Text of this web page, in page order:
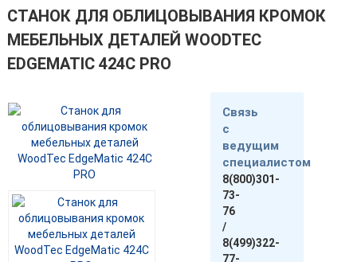
СТАНОК ДЛЯ ОБЛИЦОВЫВАНИЯ КРОМОК
МЕБЕЛЬНЫХ ДЕТАЛЕЙ WOODTEC
EDGEMATIC 424С PRO
Связь
с
ведущим
специалистом
8(800)301-
73-
76
/
8(499)322-
77-